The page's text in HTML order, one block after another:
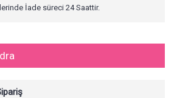
İade süreci 24 Saattir.